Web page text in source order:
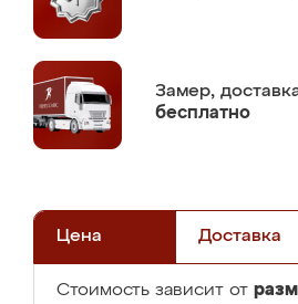
Замер,
бесплатно
Цена Доставка
Стоимость зависит от